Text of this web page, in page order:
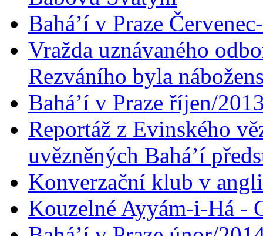
Bahá’í v Praze
Vražda uznávaného
Rezváního byla
Bahá’í v Praze říjen/
Reportáž z Evinského
uvězněných Bahá’í
Konverzační klub v
Kouzelné Ayyám-i-Há -